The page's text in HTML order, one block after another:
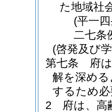
た地域社
(平一
二七条
(啓発及び
第七条
府
解を深め
するため
2
府は、高